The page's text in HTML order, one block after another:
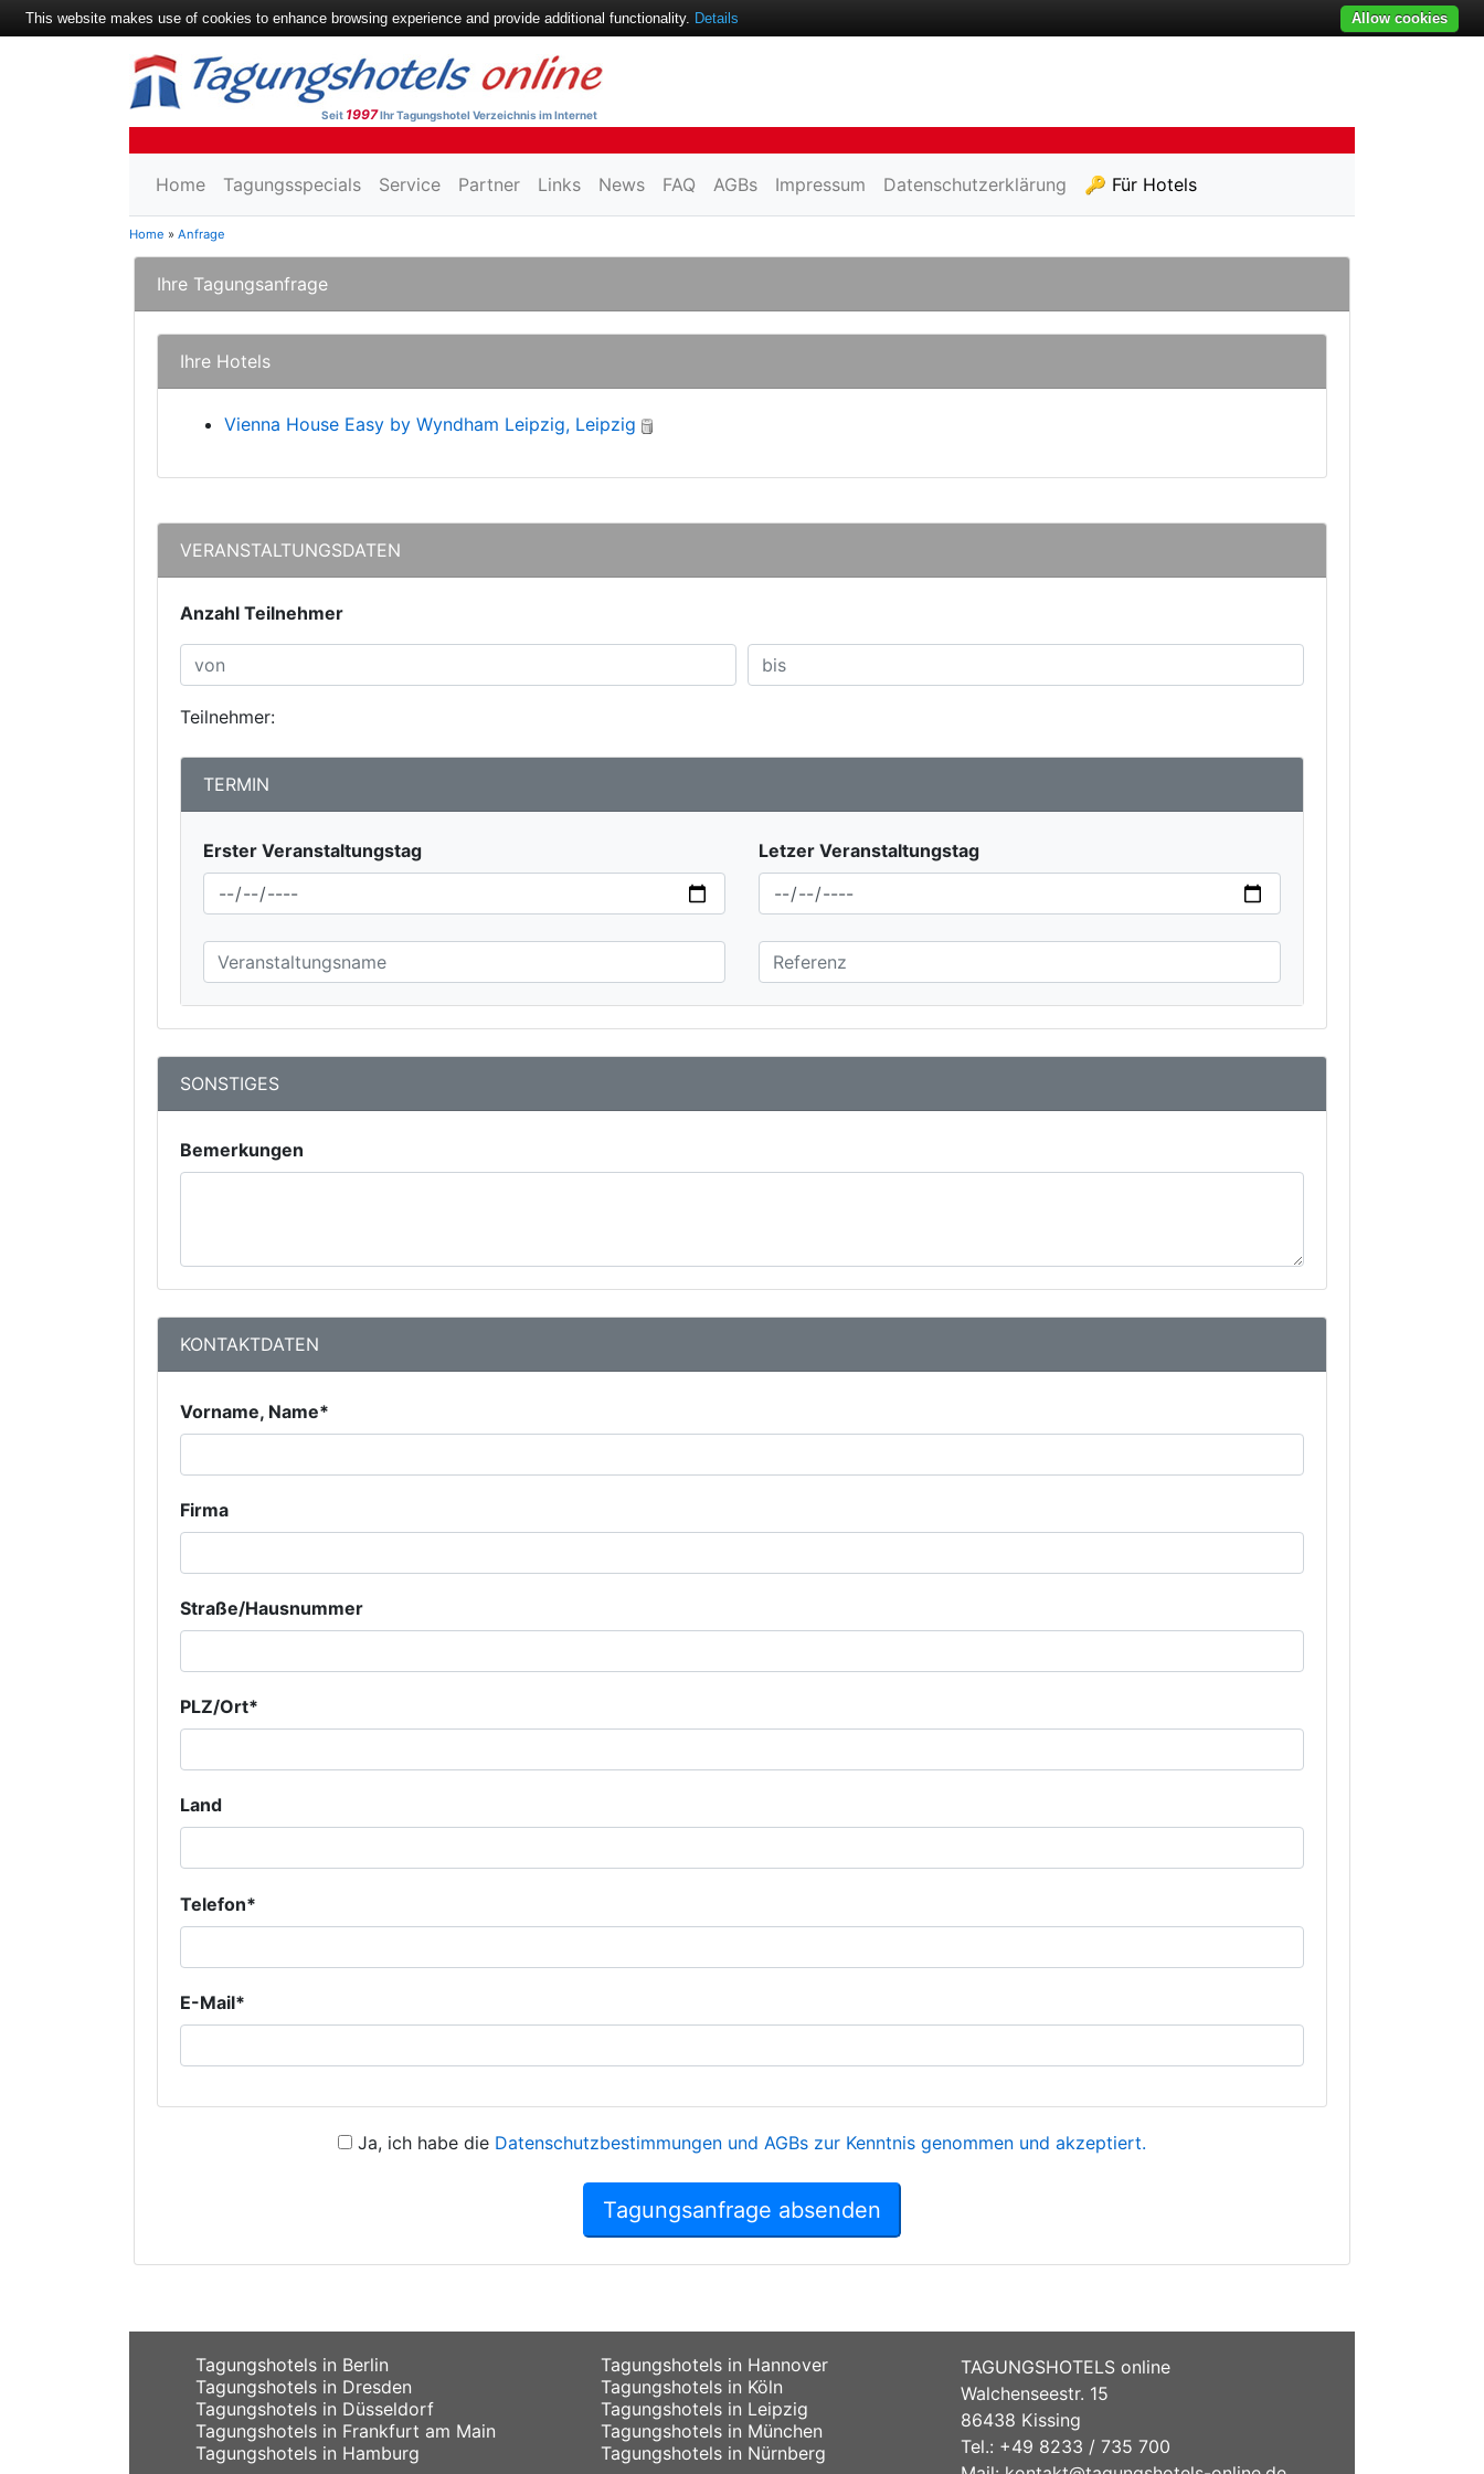
Seit 1997Ihr Tagungshotel Verzeichnis im Internet
Home Tagungsspecials Service Partner Links News FAQ AGBs Impressum Datenschutzerklärung 🔑 Für Hotels
Home » Anfrage
Ihre Tagungsanfrage
Ihre Hotels
Vienna House Easy by Wyndham Leipzig, Leipzig
VERANSTALTUNGSDATEN
Anzahl Teilnehmer
Teilnehmer:
TERMIN
Erster Veranstaltungstag Letzer Veranstaltungstag
SONSTIGES
Bemerkungen
KONTAKTDATEN
Vorname, Name*
Firma
Straße/Hausnummer
PLZ/Ort*
Land
Telefon*
E-Mail*
Ja, ich habe die Datenschutzbestimmungen und AGBs zur Kenntnis genommen und akzeptiert.
Tagungsanfrage absenden
Tagungshotels in Berlin
Tagungshotels in Dresden
Tagungshotels in Düsseldorf
Tagungshotels in Frankfurt am Main
Tagungshotels in Hamburg
Tagungshotels in Hannover
Tagungshotels in Köln
Tagungshotels in Leipzig
Tagungshotels in München
Tagungshotels in Nürnberg
TAGUNGSHOTELS online
Walchenseestr. 15
86438 Kissing
Tel.: +49 8233 / 735 700
This website makes use of cookies to enhance browsing experience and provide additional functionality. Details Allow cookies